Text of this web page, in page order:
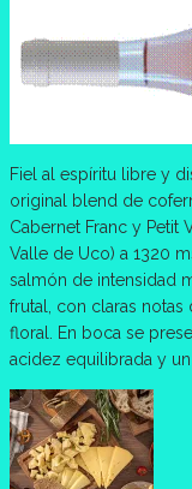
Fiel al espíritu libre y
original blend de
Cabernet Franc y Petit
Valle de Uco) a 1320
salmón de intensidad
frutal, con claras notas
floral. En boca se
acidez equilibrada y